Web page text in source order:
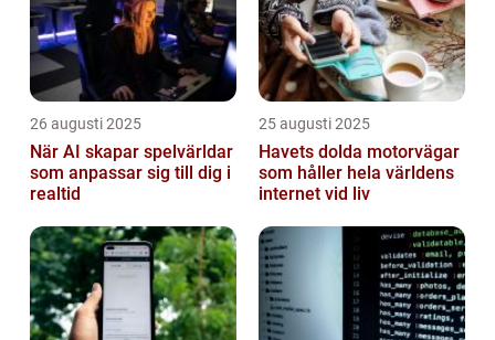
26 augusti 2025
När AI skapar spelvärldar
som anpassar sig till dig i
realtid
25 augusti 2025
Havets dolda motorvägar
som håller hela världens
internet vid liv